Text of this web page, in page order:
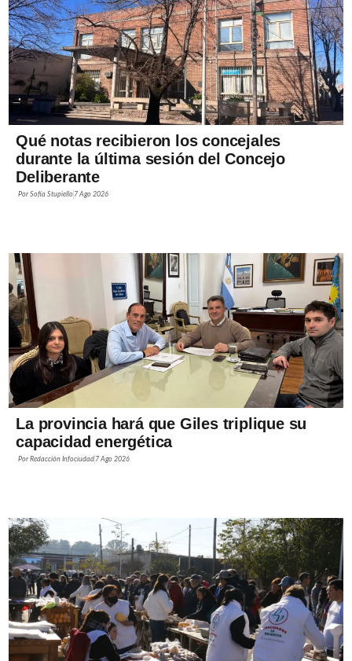
Qué notas recibieron los concejales
durante la última sesión del Concejo
Deliberante
PorSofía Stupiello 7 Ago 2026
La provincia hará que Giles triplique su
capacidad energética
PorRedacción Infociudad 7 Ago 2026